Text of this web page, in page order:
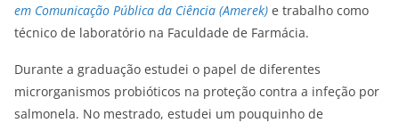
em Comunicação Pública da Ciência (Amerek) e trabalho como
técnico de laboratório na Faculdade de Farmácia.
Durante a graduação estudei o papel de diferentes
microrganismos probióticos na proteção contra a infeção por
salmonela. No mestrado, estudei um pouquinho de